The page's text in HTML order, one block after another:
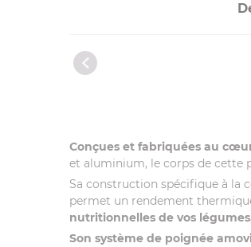
Conçues et fabriquées au
et aluminium, le corps de cette
Sa construction spécifique à la
permet un rendement
nutritionnelles de vos
Son système de poignée